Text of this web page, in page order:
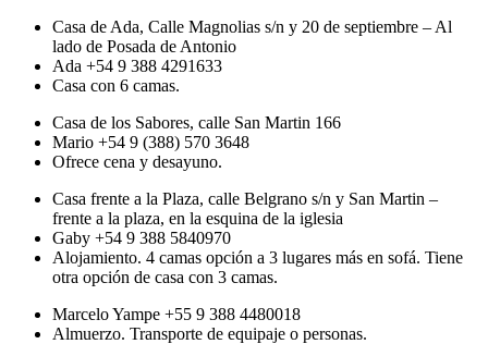
Casa de Ada, Calle Magnolias s/n y 20 de septiembre – Al
lado de Posada de Antonio
Ada +54 9 388 4291633
Casa con 6 camas.
Casa de los Sabores, calle San Martin 166
Mario +54 9 (388) 570 3648
Ofrece cena y desayuno.
Casa frente a la Plaza, calle Belgrano s/n y San Martin –
frente a la plaza, en la esquina de la iglesia
Gaby +54 9 388 5840970
Alojamiento. 4 camas opción a 3 lugares más en sofá. Tiene
otra opción de casa con 3 camas.
Marcelo Yampe +55 9 388 4480018
Almuerzo. Transporte de equipaje o personas.